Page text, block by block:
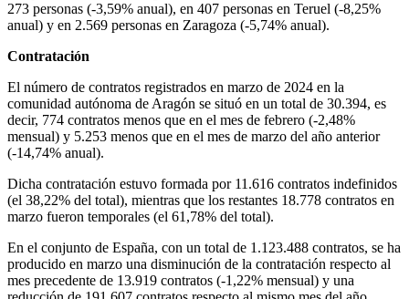
273 personas (-3,59% anual), en 407 personas en Teruel (-8,25%
anual) y en 2.569 personas en Zaragoza (-5,74% anual).
Contratación
El número de contratos registrados en marzo de 2024 en la
comunidad autónoma de Aragón se situó en un total de 30.394, es
decir, 774 contratos menos que en el mes de febrero (-2,48%
mensual) y 5.253 menos que en el mes de marzo del año anterior
(-14,74% anual).
Dicha contratación estuvo formada por 11.616 contratos indefinidos
(el 38,22% del total), mientras que los restantes 18.778 contratos en
marzo fueron temporales (el 61,78% del total).
En el conjunto de España, con un total de 1.123.488 contratos, se ha
producido en marzo una disminución de la contratación respecto al
mes precedente de 13.919 contratos (-1,22% mensual) y una